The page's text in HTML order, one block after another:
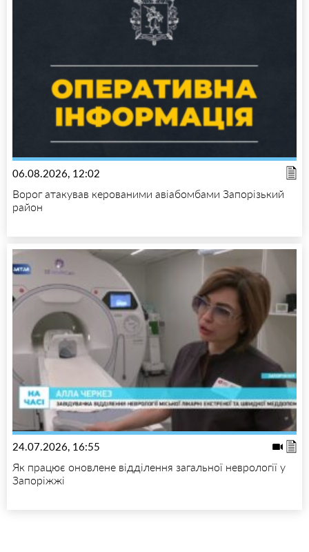
06.08.2026, 12:02
Ворог атакував керованими авіабомбами Запорізький
район
24.07.2026, 16:55
Як працює оновлене відділення загальної неврології у
Запоріжжі